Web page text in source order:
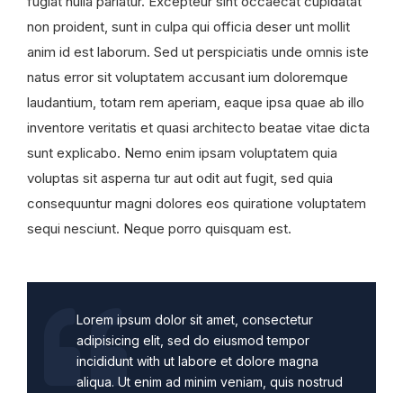
non proident, sunt in culpa qui officia deser unt mollit
anim id est laborum. Sed ut perspiciatis unde omnis iste
natus error sit voluptatem accusant ium doloremque
laudantium, totam rem aperiam, eaque ipsa quae ab illo
inventore veritatis et quasi architecto beatae vitae dicta
sunt explicabo. Nemo enim ipsam voluptatem quia
voluptas sit asperna tur aut odit aut fugit, sed quia
consequuntur magni dolores eos quiratione voluptatem
sequi nesciunt. Neque porro quisquam est.
Lorem ipsum dolor sit amet, consectetur
adipisicing elit, sed do eiusmod tempor
incididunt with ut labore et dolore magna
aliqua. Ut enim ad minim veniam, quis nostrud